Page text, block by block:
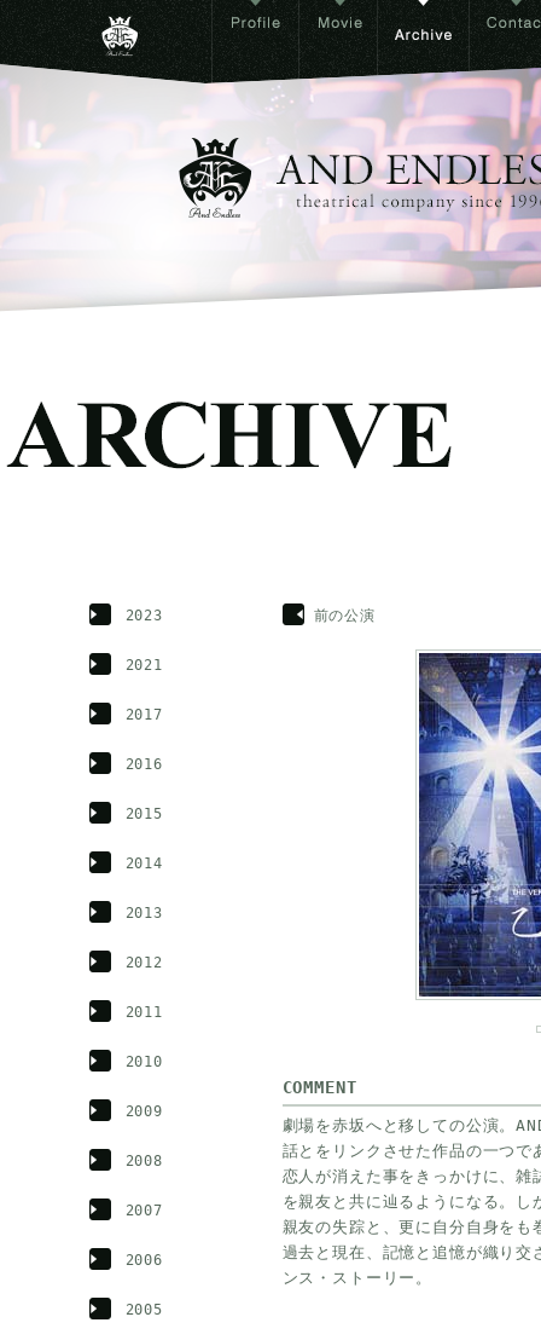
2023
2021
2017
2016
2015
2014
2013
2012
2011
2010
2009
2008
2007
2006
2005
前の公演
COMMENT
劇場を赤坂へと移しての公演。
話とをリンクさせた作品の一つで
恋人が消えた事をきっかけに、
を親友と共に辿るようになる。
親友の失踪と、更に自分自身を
過去と現在、記憶と追憶が織り
ンス・ストーリー。